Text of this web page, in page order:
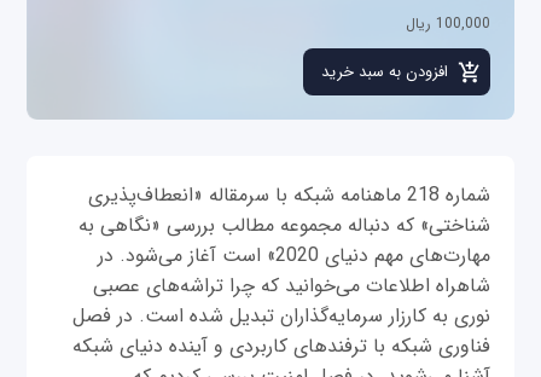
100,000 ریال
شماره 218 ماهنامه شبکه با سرمقاله «انعطاف‌پذیرى
شناختى» که دنباله مجموعه مطالب بررسی «نگاهى به
مهارت‌هاى مهم دنیاى 2020» است آغاز می‌شود. در
شاهراه اطلاعات می‌خوانید که چرا تراشه‌های عصبی
نوری به کارزار سرمایه‌گذاران تبدیل شده است. در فصل
فناوری شبکه با ترفندهای کاربردی و آینده دنیای شبکه